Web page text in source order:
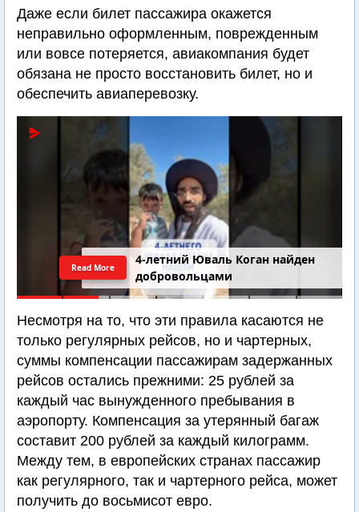
Даже если билет пассажира окажется
неправильно оформленным, поврежденным
или вовсе потеряется, авиакомпания будет
обязана не просто восстановить билет, но и
обеспечить авиаперевозку.
4-летний Юваль Коган найден
добровольцами
Read More
Несмотря на то, что эти правила касаются не
только регулярных рейсов, но и чартерных,
суммы компенсации пассажирам задержанных
рейсов остались прежними: 25 рублей за
каждый час вынужденного пребывания в
аэропорту. Компенсация за утерянный багаж
составит 200 рублей за каждый килограмм.
Между тем, в европейских странах пассажир
как регулярного, так и чартерного рейса, может
получить до восьмисот евро.